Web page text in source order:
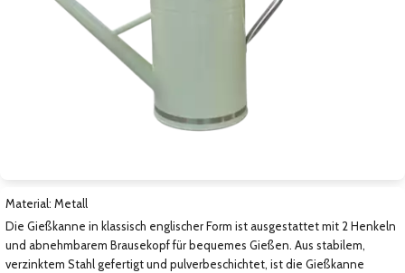
Zum nächsten Bild
Material: Metall
Die Gießkanne in klassisch englischer Form ist ausgestattet mit 2 Henkeln
und abnehmbarem Brausekopf für bequemes Gießen. Aus stabilem,
verzinktem Stahl gefertigt und pulverbeschichtet, ist die Gießkanne